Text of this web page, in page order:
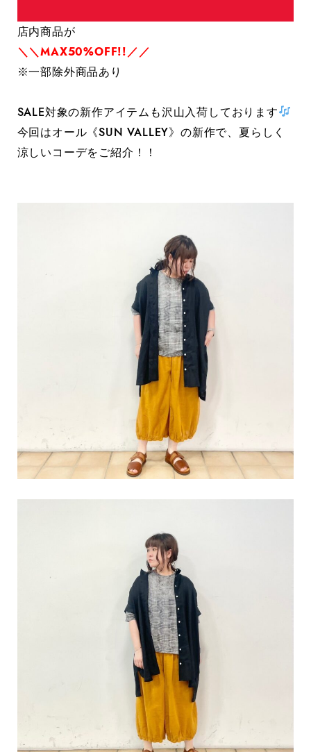
店内商品が
＼＼MAX50%OFF!!／／
※一部除外商品あり
SALE対象の新作アイテムも沢山入荷しております
今回はオール《SUN VALLEY》の新作で、夏らしく
涼しいコーデをご紹介！！